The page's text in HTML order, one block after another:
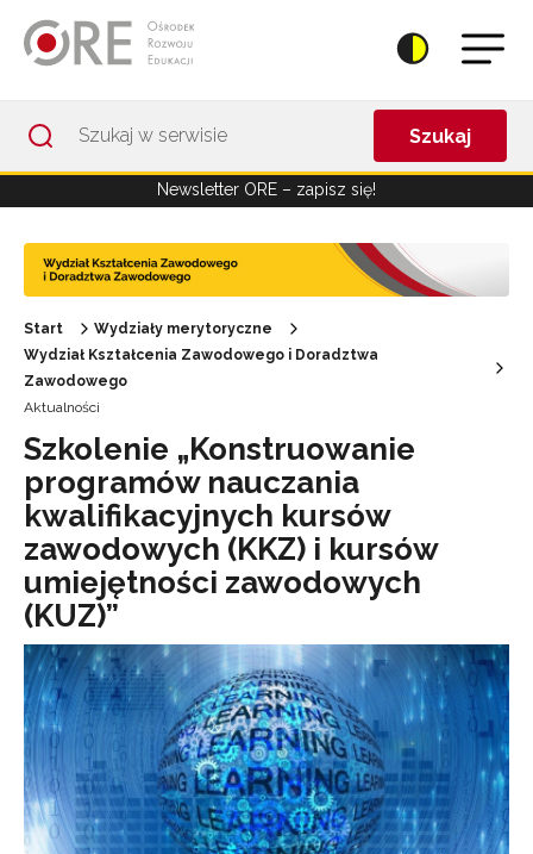
Szukaj
Newsletter ORE – zapisz się!
Start
Wydziały merytoryczne
Wydział Kształcenia Zawodowego i Doradztwa
Zawodowego
Aktualności
Szkolenie „Konstruowanie
programów nauczania
kwalifikacyjnych kursów
zawodowych (KKZ) i kursów
umiejętności zawodowych
(KUZ)”